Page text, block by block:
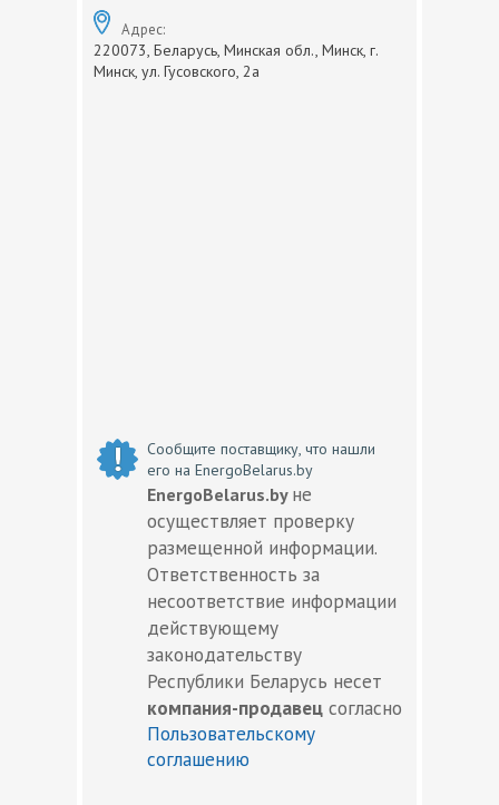
Адрес:
220073, Беларусь, Минская обл., Минск, г.
Минск, ул. Гусовского, 2а
Сообщите поставщику, что нашли
его на EnergoBelarus.by
EnergoBelarus.by не
осуществляет проверку
размещенной информации.
Ответственность за
несоответствие информации
действующему
законодательству
Республики Беларусь несет
компания-продавец согласно
Пользовательскому
соглашению